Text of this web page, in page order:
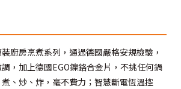
廚房烹煮系列，通過德國嚴格安規檢驗，
，加上德國EGO鎳鉻合金片，不挑任何鍋
、炒、炸，毫不費力；智慧斷電恆溫控